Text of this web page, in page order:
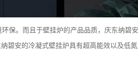
保。而且于壁挂炉的产品品质，庆东纳碧
碧安的冷凝式壁挂炉具有超高能效以及低氮